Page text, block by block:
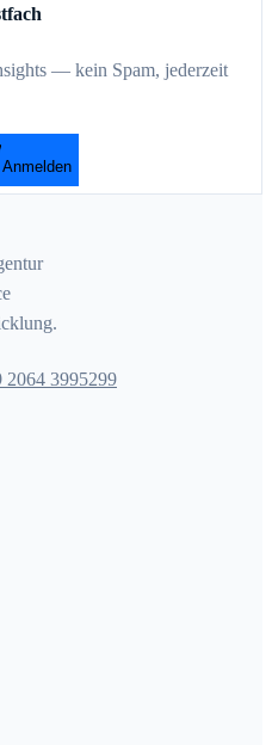
— kein Spam, jederzeit
Anmelden
2064 3995299